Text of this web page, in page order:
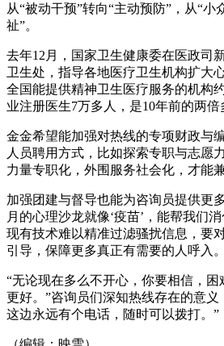
从“被动干预”转向“主动预防”，从“小
祉”。
去年12月，国家卫生健康委在医政司
卫生处，指导各地医疗卫生机构扩大
全国能提供精神卫生医疗服务的机构
业注册医生7万多人，是10年前的两倍
金金希望能加强对热线的专项财政与
人员聘用方式，比如探索专职与志愿
力量专职化，外围服务社会化，才能
加强团建与督导也能为咨询员提供更
月的心理沙龙就像‘疫苗’，能帮我们
现有技术难以精准过滤骚扰信息，要
引导，保障更多真正有需要的人呼入。
“无论现在多么不开心，你要相信，
更好。”咨询员们深知热线存在的意义
这边永远有个电话，随时可以拨打。”